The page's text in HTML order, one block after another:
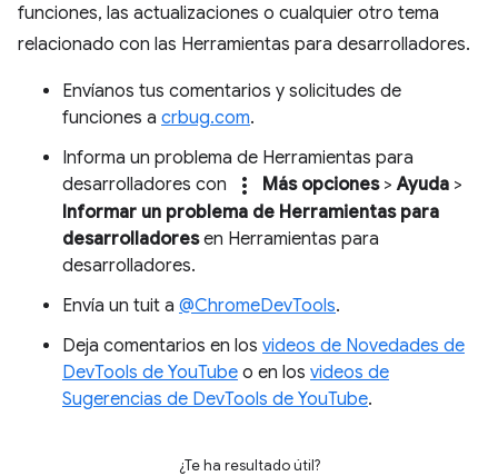
funciones, las actualizaciones o cualquier otro tema
relacionado con las Herramientas para desarrolladores.
Envíanos tus comentarios y solicitudes de
funciones a crbug.com.
Informa un problema de Herramientas para
desarrolladores con
more_vert Más opciones>Ayuda >
Informar un problema de Herramientas para
desarrolladoresen Herramientas para
desarrolladores.
Envía un tuit a @ChromeDevTools.
Deja comentarios en los videos de Novedades de
DevTools de YouTube o en los videos de
Sugerencias de DevTools de YouTube.
¿Te ha resultado útil?